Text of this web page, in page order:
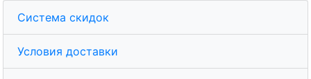
Система скидок
Условия доставки